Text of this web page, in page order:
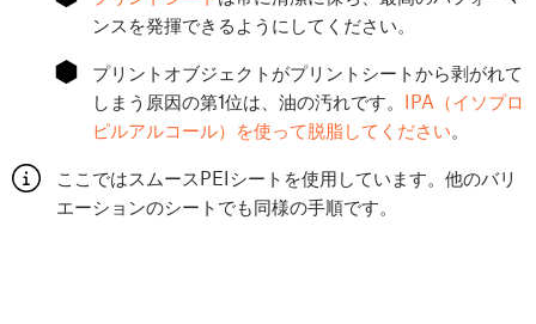
ンスを発揮できるようにしてください。
⬢
プリントオブジェクトがプリントシートから剥がれて
しまう原因の第1位は、油の汚れです。 IPA（イソプロ
ピルアルコール）を使って脱脂してください。
ここではスムースPEIシートを使用しています。他のバリ
エーションのシートでも同様の手順です。